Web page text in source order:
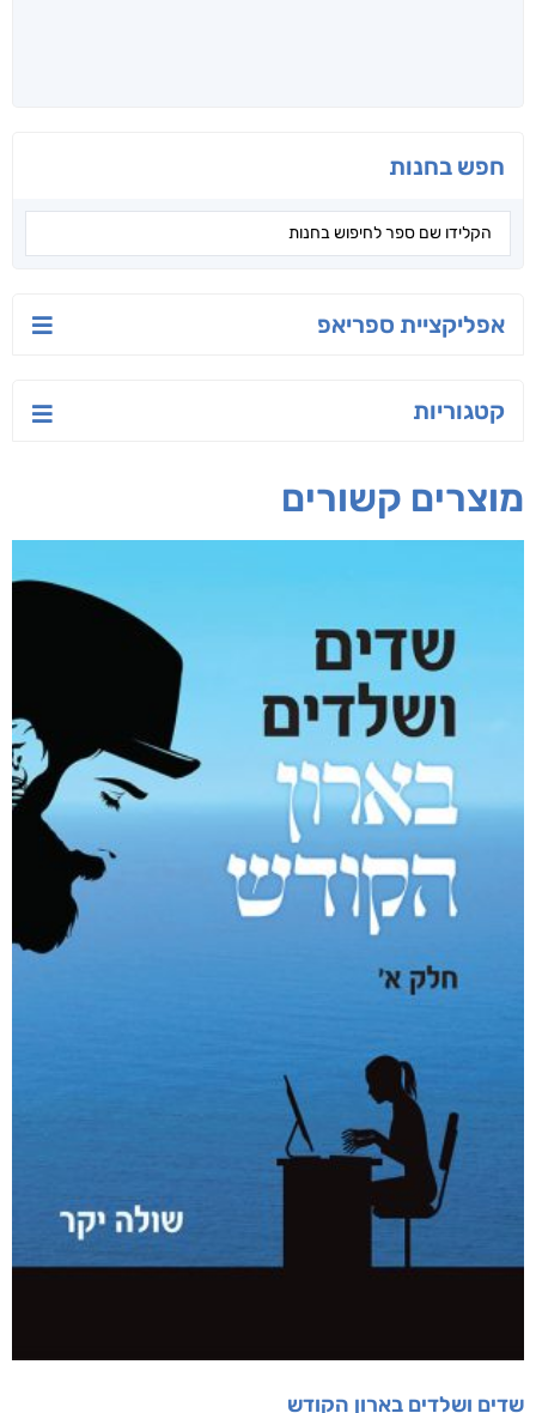
חפש בחנות
אפליקציית ספריאפ
קטגוריות
מוצרים קשורים
שדים ושלדים בארון הקודש